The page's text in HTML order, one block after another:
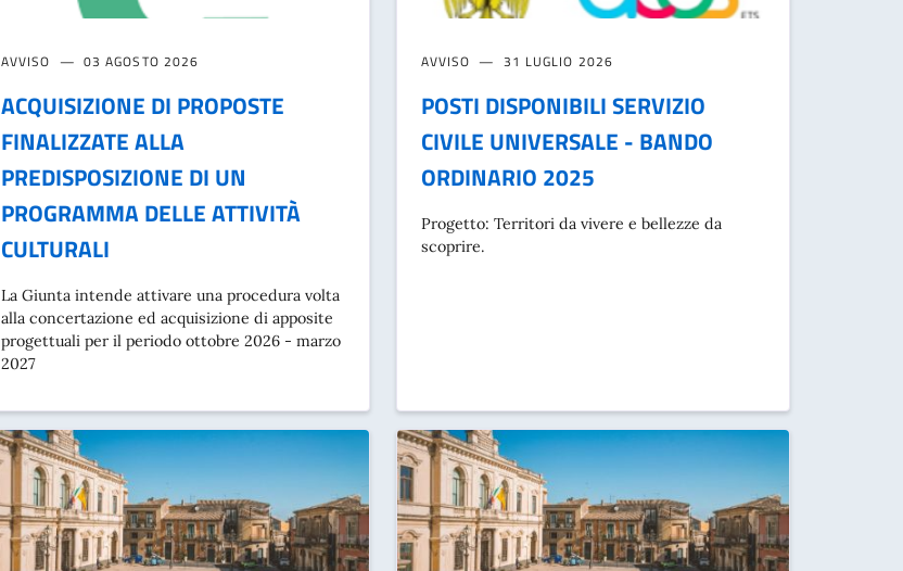
AVVISO 03 AGOSTO 2026
ACQUISIZIONE DI PROPOSTE
FINALIZZATE ALLA
PREDISPOSIZIONE DI UN
PROGRAMMA DELLE ATTIVITÀ
CULTURALI
La Giunta intende attivare una procedura volta
alla concertazione ed acquisizione di apposite
progettuali per il periodo ottobre 2026 - marzo
2027
AVVISO 31 LUGLIO 2026
POSTI DISPONIBILI SERVIZIO
CIVILE UNIVERSALE - BANDO
ORDINARIO 2025
Progetto: Territori da vivere e bellezze da
scoprire.